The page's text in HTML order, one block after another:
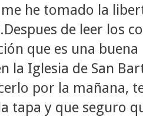
he tomado la
de leer los
que es una
la Iglesia de San
por la mañana,
tapa y que seguro